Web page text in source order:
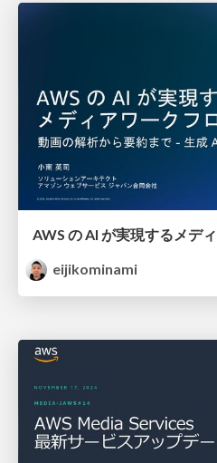
AWS の AI が実現するメデ
eijikominami